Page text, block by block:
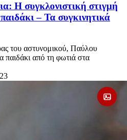
Η συγκλονιστική στιγμή
– Τα συγκινητικά
του αστυνομικού, Παύλου
παιδάκι από τη φωτιά στα